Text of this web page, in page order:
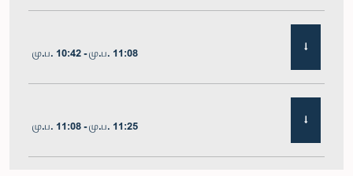
மு.ப. 10:42 - மு.ப. 11:08
மு.ப. 11:08 - மு.ப. 11:25